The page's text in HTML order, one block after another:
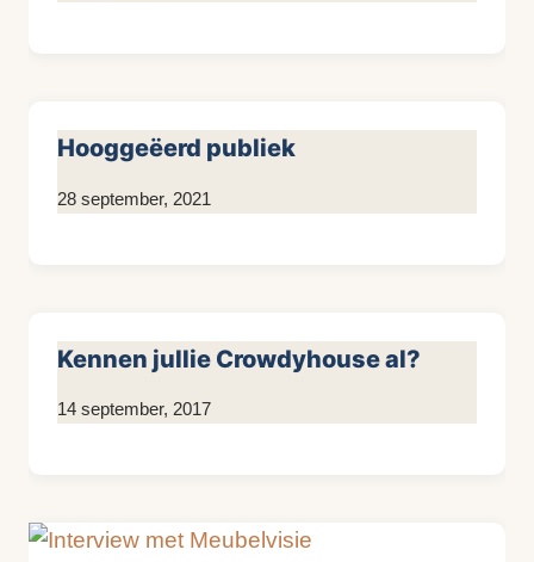
Hooggeëerd publiek
Door
28 september, 2021
Kennen jullie Crowdyhouse al?
Door
14 september, 2017